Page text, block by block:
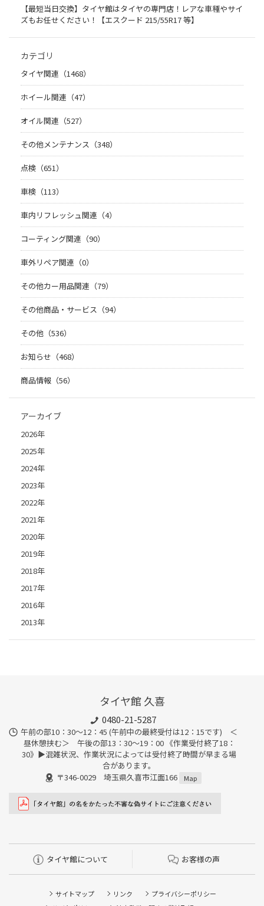
【最短当日交換】タイヤ館はタイヤの専門店！レアな車種やサイ
ズもお任せください！【エスクード 215/55R17 等】
カテゴリ
タイヤ関連（1468）
ホイール関連（47）
オイル関連（527）
その他メンテナンス（348）
点検（651）
車検（113）
車内リフレッシュ関連（4）
コーティング関連（90）
車外リペア関連（0）
その他カー用品関連（79）
その他商品・サービス（94）
その他（536）
お知らせ（468）
商品情報（56）
アーカイブ
2026年
2025年
2024年
2023年
2022年
2021年
2020年
2019年
2018年
2017年
2016年
2013年
タイヤ館 久喜
0480-21-5287
午前の部10：30～12：45 (午前中の最終受付は12：15です) ＜
昼休憩挟む＞ 午後の部13：30～19：00 《作業受付終了18：
30》▶︎混雑状況、作業状況によっては受付終了時間が早まる場
合があります。
〒346-0029 埼玉県久喜市江面166
Map
タイヤ館について お客様の声
サイトマップ リンク
プライバシーポリシー